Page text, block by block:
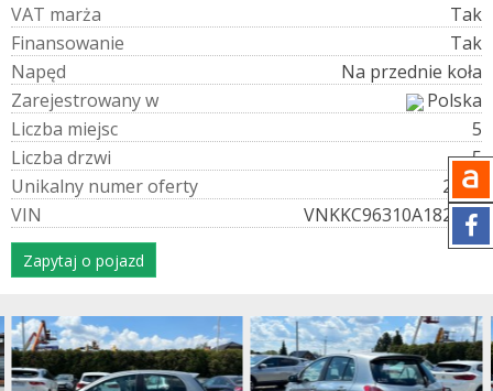
VAT marża
Tak
Finansowanie
Tak
Napęd
Na przednie koła
Zarejestrowanyw
Polska
Liczba miejsc
5
Liczba drzwi
5
Unikalny numeroferty
2744
VIN VNKKC96310A182010
Zapytaj o pojazd